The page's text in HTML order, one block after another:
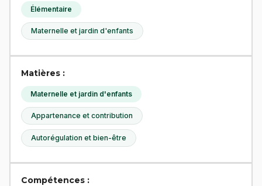
Élémentaire
Maternelle et jardin d'enfants
Matières :
Maternelle et jardin d'enfants
Appartenance et contribution
Autorégulation et bien-être
Compétences :